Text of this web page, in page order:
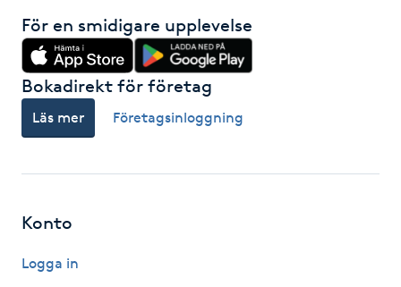
LPG
LPG-behandling
LPG-massage
Luggklippning
Lymfmassage
Läpptatuering
För en smidigare upplevelse
Bokadirekt för företag
Läs mer Företagsinloggning
Konto
Logga in